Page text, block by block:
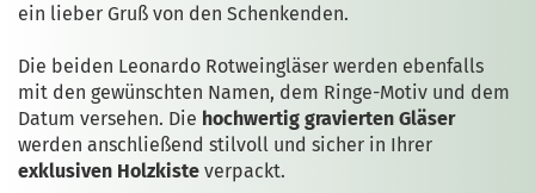
ein lieber Gruß von den Schenkenden.
Die beiden Leonardo Rotweingläser werden ebenfalls
mit den gewünschten Namen, dem Ringe-Motiv und dem
Datum versehen. Die hochwertig gravierten Gläser
werden anschließend stilvoll und sicher in Ihrer
exklusiven Holzkiste verpackt.